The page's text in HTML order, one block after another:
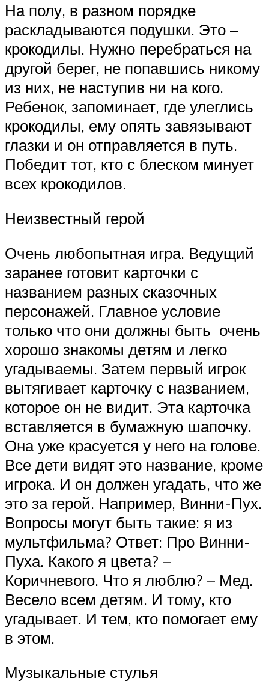
На полу, в разном порядке
раскладываются подушки. Это –
крокодилы. Нужно перебраться на
другой берег, не попавшись никому
из них, не наступив ни на кого.
Ребенок, запоминает, где улеглись
крокодилы, ему опять завязывают
глазки и он отправляется в путь.
Победит тот, кто с блеском минует
всех крокодилов.
Неизвестный герой
Очень любопытная игра. Ведущий
заранее готовит карточки с
названием разных сказочных
персонажей. Главное условие
только что они должны быть очень
хорошо знакомы детям и легко
угадываемы. Затем первый игрок
вытягивает карточку с названием,
которое он не видит. Эта карточка
вставляется в бумажную шапочку.
Она уже красуется у него на голове.
Все дети видят это название, кроме
игрока. И он должен угадать, что же
это за герой. Например, Винни-Пух.
Вопросы могут быть такие: я из
мультфильма? Ответ: Про Винни-
Пуха. Какого я цвета? –
Коричневого. Что я люблю? – Мед.
Весело всем детям. И тому, кто
угадывает. И тем, кто помогает ему
в этом.
Музыкальные стулья